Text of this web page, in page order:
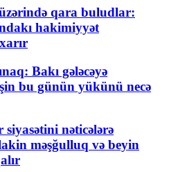
qara buludlar:
hakimiyyət
Bakı gələcəyə
bu günün yükünü necə
siyasətini nəticələrə
məşğulluq və beyin